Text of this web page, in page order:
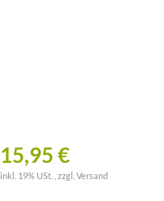
15,95 €
inkl. 19% USt. , zzgl. Versand